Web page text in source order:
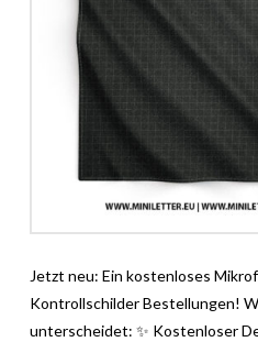
Jetzt neu: Ein kostenloses
Kontrollschilder Bestellungen!
unterscheidet: ✨ Kostenloser